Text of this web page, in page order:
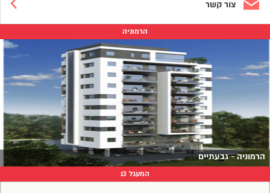
צור קשר
הרמוניה
הרמוניה - גבעתיים
המעגל 13